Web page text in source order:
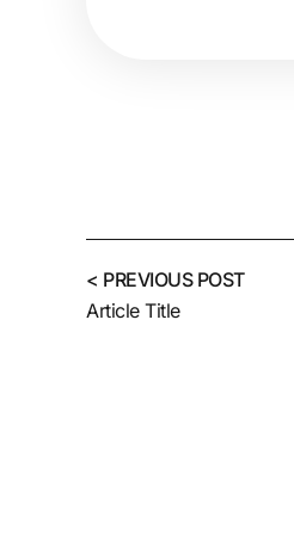
< PREVIOUS POST
Article Title